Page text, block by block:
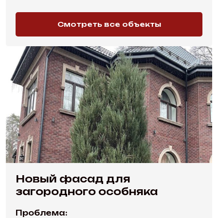
Смотреть все объекты
Новый фасад для
загородного особняка
Проблема: